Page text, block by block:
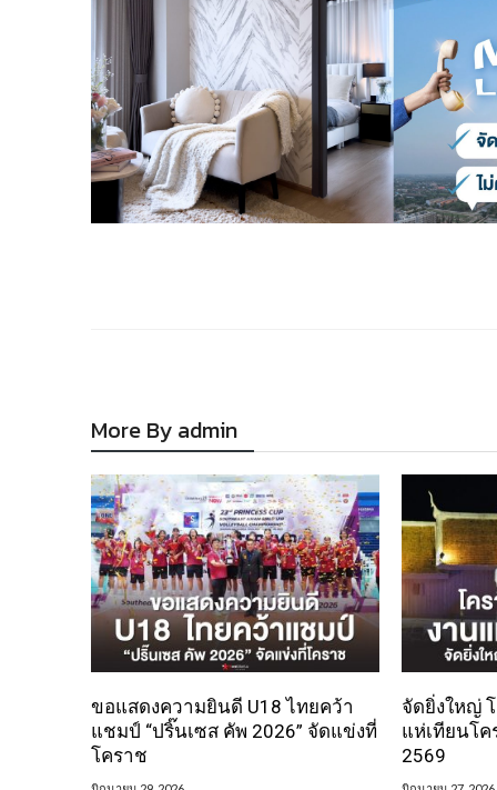
More By admin
ขอแสดงความยินดี U18 ไทยคว้า
แชมป์ “ปริ๊นเซส คัพ 2026” จัดแข่งที่
โคราช
จัดยิ่งใหญ่
แห่เทียนโค
2569